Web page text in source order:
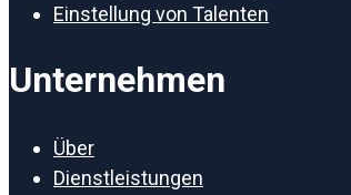
Einstellung von Talenten
Unternehmen
Über
Dienstleistungen